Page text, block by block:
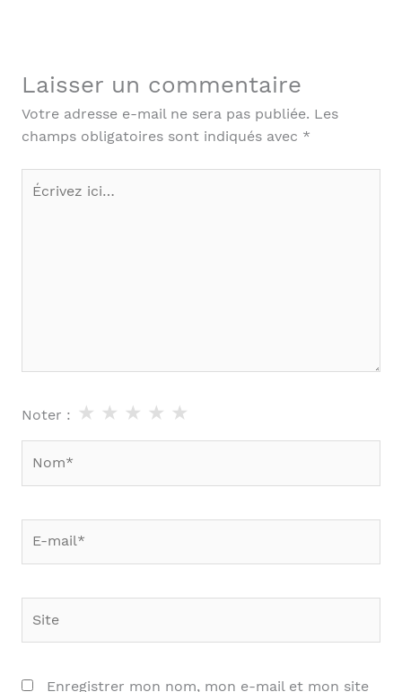
Laisser un commentaire
Votre adresse e-mail ne sera pas publiée. Les
champs obligatoires sont indiqués avec *
Écrivez
Noter : ★
★
★
★
★
Enregistrer mon nom, mon e-mail et mon site